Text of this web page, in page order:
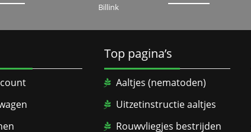
Billink
Top pagina’s
Aaltjes (nematoden)
Uitzetinstructie aaltjes
Rouwvliegjes bestrijden